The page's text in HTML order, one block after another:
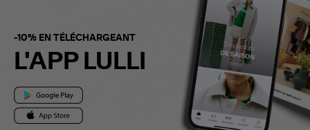
-10% EN TÉLÉCHARGEANT
L'APP LULLI